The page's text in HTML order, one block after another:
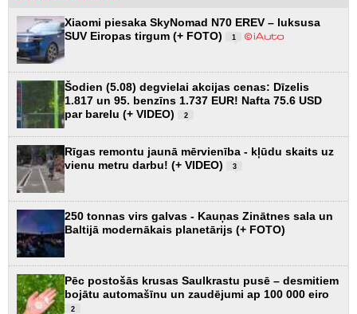
Xiaomi piesaka SkyNomad N70 EREV – luksusa
SUV Eiropas tirgum (+ FOTO)
1
Šodien (5.08) degvielai akcijas cenas: Dīzelis
1.817 un 95. benzīns 1.737 EUR! Nafta 75.6 USD
par barelu (+ VIDEO)
2
Rīgas remontu jaunā mērvienība - kļūdu skaits uz
vienu metru darbu! (+ VIDEO)
3
250 tonnas virs galvas - Kauņas Zinātnes sala un
Baltijā modernākais planetārijs (+ FOTO)
Pēc postošās krusas Saulkrastu pusē – desmitiem
bojātu automašīnu un zaudējumi ap 100 000 eiro
2